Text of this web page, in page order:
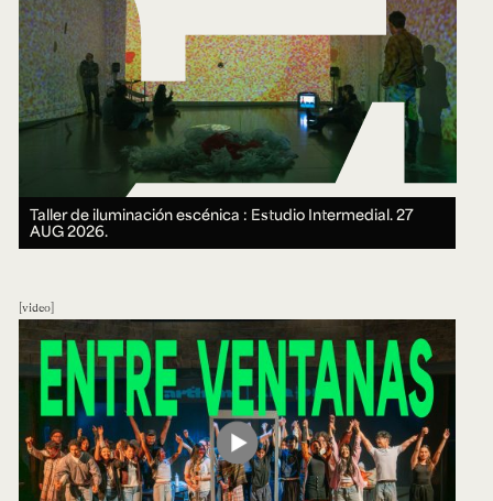
Taller de iluminación escénica : Estudio Intermedial.27
AUG 2026.
video